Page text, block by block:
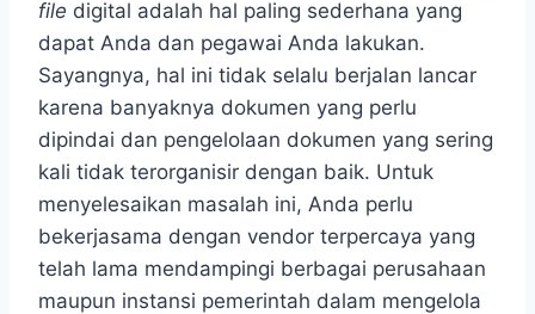
file digital adalah hal paling sederhana yang
dapat Anda dan pegawai Anda lakukan.
Sayangnya, hal ini tidak selalu berjalan lancar
karena banyaknya dokumen yang perlu
dipindai dan pengelolaan dokumen yang sering
kali tidak terorganisir dengan baik. Untuk
menyelesaikan masalah ini, Anda perlu
bekerjasama dengan vendor terpercaya yang
telah lama mendampingi berbagai perusahaan
maupun instansi pemerintah dalam mengelola